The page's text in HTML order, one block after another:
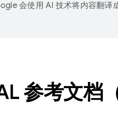
会使用 AI 技术将内容翻译
参考文档